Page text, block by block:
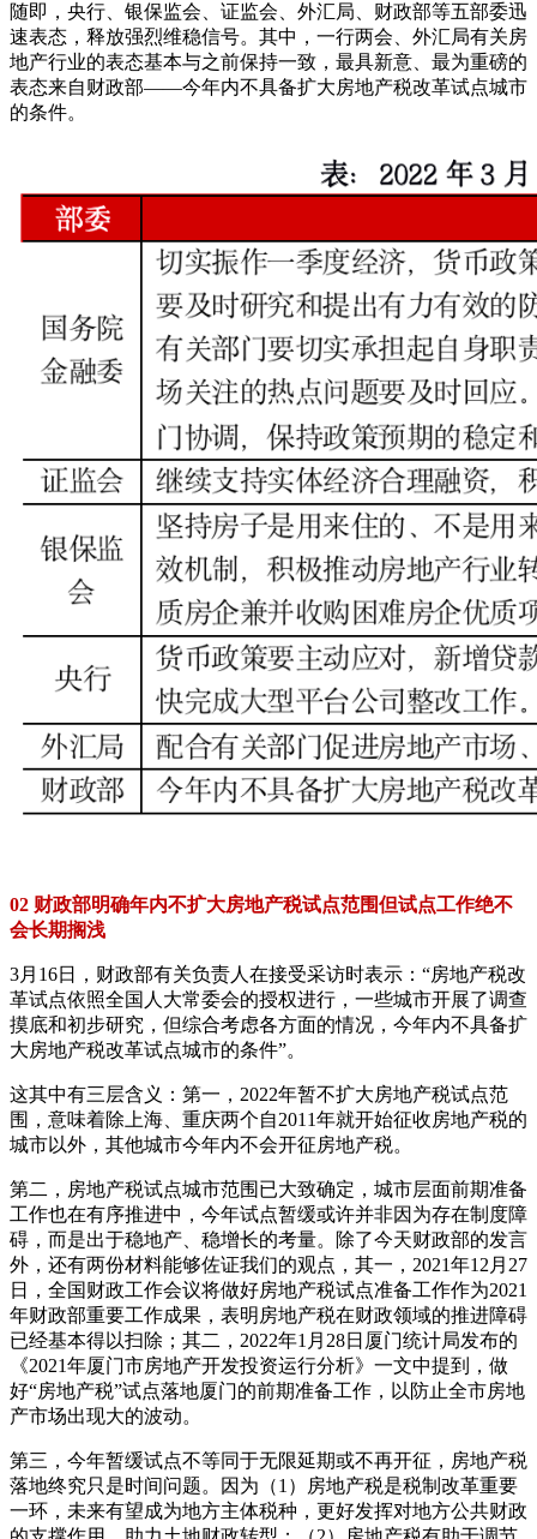
随即，央行、银保监会、证监会、外汇局、财政部等五部委迅
速表态，释放强烈维稳信号。其中，一行两会、外汇局有关房
地产行业的表态基本与之前保持一致，最具新意、最为重磅的
表态来自财政部——今年内不具备扩大房地产税改革试点城市
的条件。
02 财政部明确年内不扩大房地产税试点范围但试点工作绝不
会长期搁浅
3月16日，财政部有关负责人在接受采访时表示：“房地产税改
革试点依照全国人大常委会的授权进行，一些城市开展了调查
摸底和初步研究，但综合考虑各方面的情况，今年内不具备扩
大房地产税改革试点城市的条件”。
这其中有三层含义：第一，2022年暂不扩大房地产税试点范
围，意味着除上海、重庆两个自2011年就开始征收房地产税的
城市以外，其他城市今年内不会开征房地产税。
第二，房地产税试点城市范围已大致确定，城市层面前期准备
工作也在有序推进中，今年试点暂缓或许并非因为存在制度障
碍，而是出于稳地产、稳增长的考量。除了今天财政部的发言
外，还有两份材料能够佐证我们的观点，其一，2021年12月27
日，全国财政工作会议将做好房地产税试点准备工作作为2021
年财政部重要工作成果，表明房地产税在财政领域的推进障碍
已经基本得以扫除；其二，2022年1月28日厦门统计局发布的
《2021年厦门市房地产开发投资运行分析》一文中提到，做
好“房地产税”试点落地厦门的前期准备工作，以防止全市房地
产市场出现大的波动。
第三，今年暂缓试点不等同于无限延期或不再开征，房地产税
落地终究只是时间问题。因为（1）房地产税是税制改革重要
一环，未来有望成为地方主体税种，更好发挥对地方公共财政